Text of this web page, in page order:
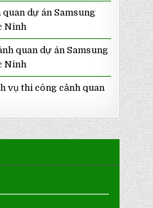
quan dự án Samsung
Ninh
quan dự án Samsung
Ninh
vụ thi công cảnh quan